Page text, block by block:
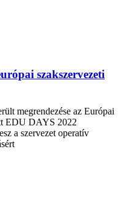
szakszervezeti
megrendezése az Európai
EDU DAYS 2022
a szervezet operatív